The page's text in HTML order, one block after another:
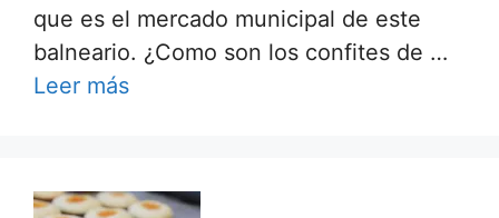
que es el mercado municipal de este
balneario. ¿Como son los confites de …
Leer más